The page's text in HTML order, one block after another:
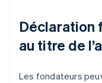
Déclaration
au titre de
Les fondateurs